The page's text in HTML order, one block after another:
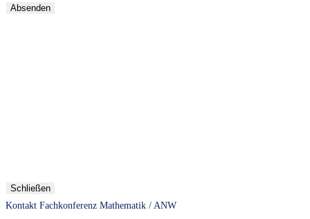
Absenden
Schließen
Kontakt Fachkonferenz Mathematik / ANW